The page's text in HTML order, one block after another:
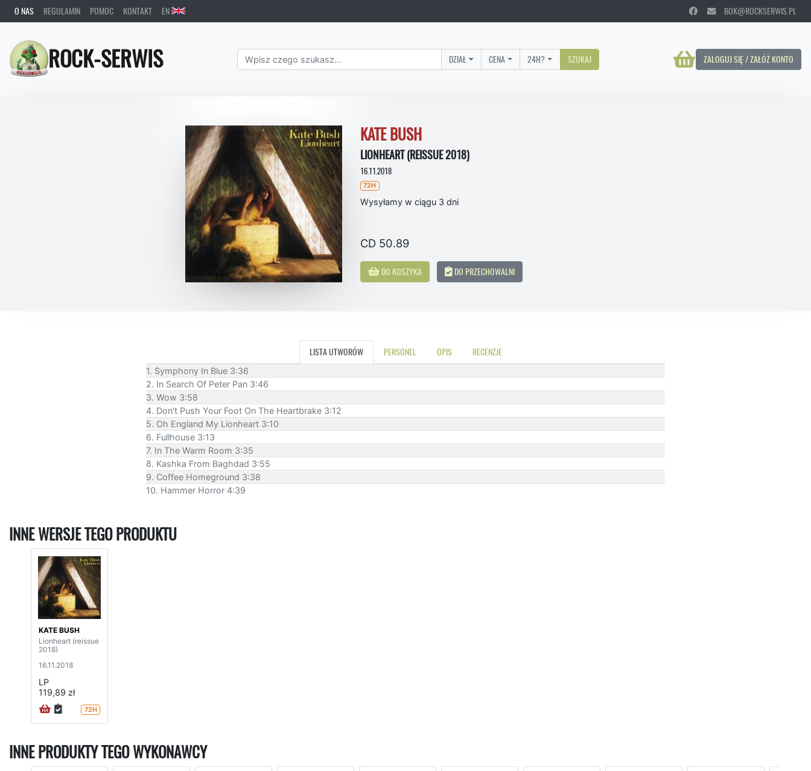
O NAS REGULAMIN POMOC KONTAKT EN BOK@ROCKSERWIS.PL
ROCK-SERWIS ZALOGUJ SIĘ / ZAŁÓŻ KONTO
DZIAŁ CENA 24H? SZUKAJ
KATE BUSH
LIONHEART (REISSUE 2018)
16.11.2018
72H
Wysyłamy w ciągu 3 dni
CD 50.89
DO KOSZYKA DO PRZECHOWALNI
LISTA UTWORÓW PERSONEL OPIS RECENZJE
1. Symphony In Blue 3:36
2. In Search Of Peter Pan 3:46
3. Wow 3:58
4. Don't Push Your Foot On The Heartbrake 3:12
5. Oh England My Lionheart 3:10
6. Fullhouse 3:13
7. In The Warm Room 3:35
8. Kashka From Baghdad 3:55
9. Coffee Homeground 3:38
10. Hammer Horror 4:39
INNE WERSJE TEGO PRODUKTU
KATE BUSH
Lionheart (reissue
2018)
16.11.2018
LP
119,89 zł
72H
INNE PRODUKTY TEGO WYKONAWCY